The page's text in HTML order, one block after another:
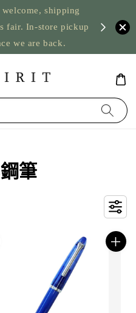
prepaid up to USD 2,500,
to pay on delivery
筆